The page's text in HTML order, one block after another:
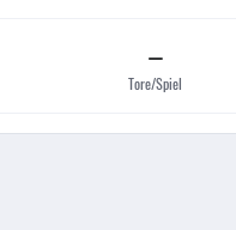
–
Tore/Spiel